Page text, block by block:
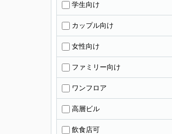
学生向け
カップル向け
女性向け
ファミリー向け
ワンフロア
高層ビル
飲食店可